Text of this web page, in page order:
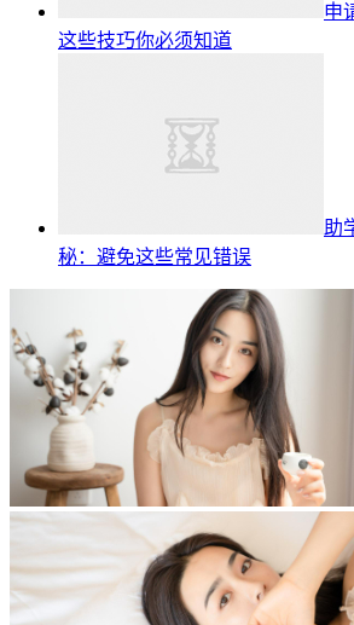
申
这些技巧你必须知道
助
秘：避免这些常见错误